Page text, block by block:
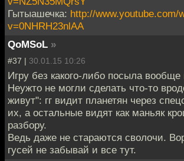
Гытыашечка: http://www.youtube.com/
v=0NHRH23nlAA
QoMSoL »
#37 | 30.01.15 10:26
Игру без какого-либо посыла вообще
Неужто не могли сделать что-то
живут": гг видит планетян через
их, а остальные видят как маньяк
разбору.
Ведь даже не стараются сволочи.
гусей не забывай и все тут.